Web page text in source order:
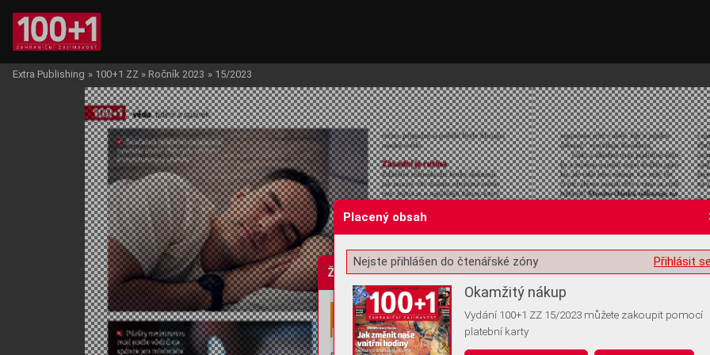
Žádost o souhlas s ukládáním volitelných informací
Extra Publishing » 100+1 ZZ » Ročník 2023 » 15/2023
Placený obsah
Přihlásit
Nejste přihlášen do čtenářské zóny
Okamžitý nákup
Vydání 100+1 ZZ 15/2023 můžete zakoupit pomocí
platební karty